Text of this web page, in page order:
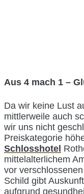
Aus 4 mach 1 –
Da wir keine Lust
mittlerweile auch
wir uns nicht
Preiskategorie
Schlosshotel
mittelalterlichem
vor
Schild gibt
aufgrund